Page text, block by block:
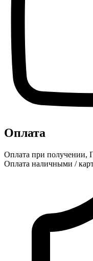
Оплата
Оплата при получении,
Оплата наличными /